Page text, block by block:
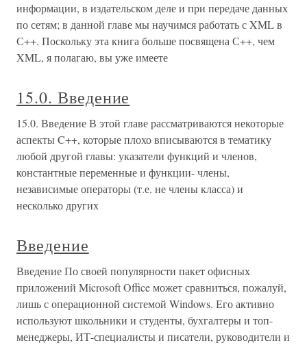
информации, в издательском деле и при передаче данных
по сетям; в данной главе мы научимся работать с XML в
С++. Поскольку эта книга больше посвящена С++, чем
XML, я полагаю, вы уже имеете
15.0. Введение
15.0. Введение В этой главе рассматриваются некоторые
аспекты C++, которые плохо вписываются в тематику
любой другой главы: указатели функций и членов,
константные переменные и функции- члены,
независимые операторы (т.е. не члены класса) и
несколько других
Введение
Введение По своей популярности пакет офисных
приложений Microsoft Office может сравниться, пожалуй,
лишь с операционной системой Windows. Его активно
используют школьники и студенты, бухгалтеры и топ-
менеджеры, ИТ-специалисты и писатели, руководители и